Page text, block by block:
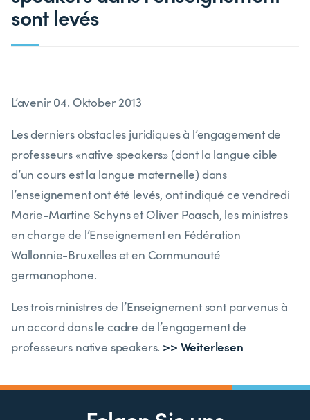
sont levés
L’avenir 04. Oktober 2013
Les derniers obstacles juridiques à l’engagement de
professeurs «native speakers» (dont la langue cible
d’un cours est la langue maternelle) dans
l’enseignement ont été levés, ont indiqué ce vendredi
Marie-Martine Schyns et Oliver Paasch, les ministres
en charge de l’Enseignement en Fédération
Wallonnie-Bruxelles et en Communauté
germanophone.
Les trois ministres de l’Enseignement sont parvenus à
un accord dans le cadre de l’engagement de
professeurs native speakers. >> Weiterlesen